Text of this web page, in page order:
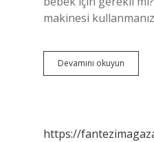
makinesi
Devamını okuyun
Için
https://